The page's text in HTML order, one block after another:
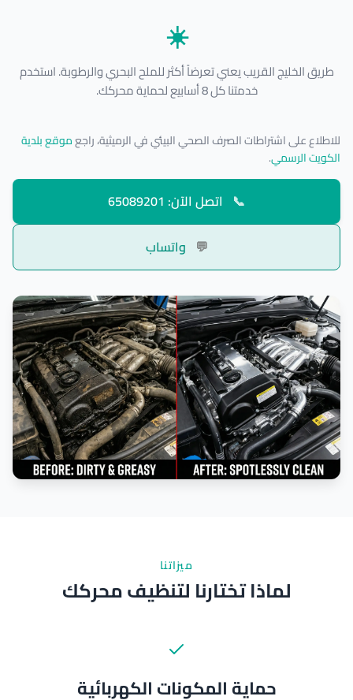
☀️
طريق الخليج القريب يعني تعرضاً أكثر للملح البحري والرطوبة. استخدم
خدمتنا كل 8 أسابيع لحماية محركك.
للاطلاع على اشتراطات الصرف الصحي البيئي في الرميثية، راجعموقع بلدية
الكويت الرسمي.
📞 اتصل الآن: 65089201
💬 واتساب
ميزاتنا
لماذا تختارنا لتنظيف محركك
حماية المكونات الكهربائية